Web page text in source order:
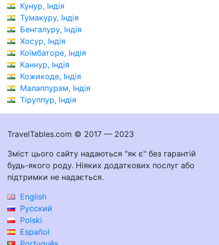
Кунур, Індія
Тумакуру, Індія
Бенгалуру, Індія
Хосур, Індія
Коїмбаторе, Індія
Каннур, Індія
Кожикоде, Індія
Малаппурам, Індія
Тіруппур, Індія
TravelTables.com © 2017 — 2023
Зміст цього сайту надаються "як є" без гарантій
будь-якого роду. Ніяких додаткових послуг або
підтримки не надається.
English
Русский
Polski
Español